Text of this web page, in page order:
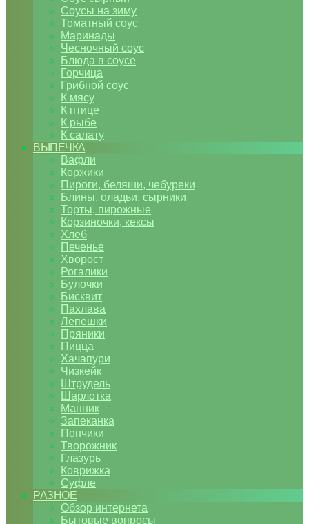
Соусы на зиму
Томатный соус
Маринады
Чесночный соус
Блюда в соусе
Горчица
Грибной соус
К мясу
К птице
К рыбе
К салату
ВЫПЕЧКА
Вафли
Коржики
Пироги, беляши, чебуреки
Блины, оладьи, сырники
Торты, пирожные
Корзиночки, кексы
Хлеб
Печенье
Хворост
Рогалики
Булочки
Бисквит
Пахлава
Лепешки
Пряники
Пицца
Хачапури
Чизкейк
Штрудель
Шарлотка
Манник
Запеканка
Пончики
Творожник
Глазурь
Коврижка
Суфле
РАЗНОЕ
Обзор интернета
Бытовые вопросы